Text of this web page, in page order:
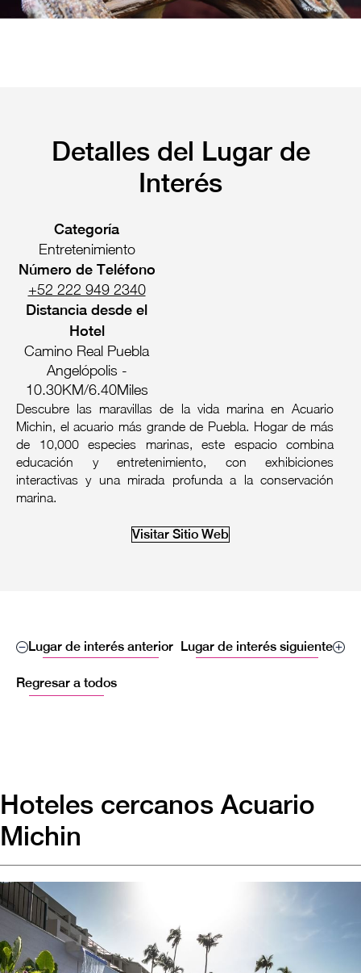
Pachuca
Detalles del Lugar de
Interés
Categoría
Entretenimiento
Número de Teléfono
+52 222 949 2340
Distancia desde el
Hotel
Camino Real Puebla
Angelópolis -
10.30KM/6.40Miles
Descubre las maravillas de la vida marina en Acuario
Michin, el acuario más grande de Puebla. Hogar de más
de 10,000 especies marinas, este espacio combina
educación y entretenimiento, con exhibiciones
interactivas y una mirada profunda a la conservación
marina.
Visitar Sitio Web
Lugar de interés anterior
Regresar a todos
Lugar de interés siguiente
Hoteles cercanos Acuario
Michin